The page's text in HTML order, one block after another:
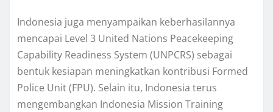
Indonesia juga menyampaikan keberhasilannya
mencapai Level 3 United Nations Peacekeeping
Capability Readiness System (UNPCRS) sebagai
bentuk kesiapan meningkatkan kontribusi Formed
Police Unit (FPU). Selain itu, Indonesia terus
mengembangkan Indonesia Mission Training